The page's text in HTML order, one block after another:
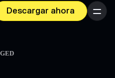
Descargar ahora Menú